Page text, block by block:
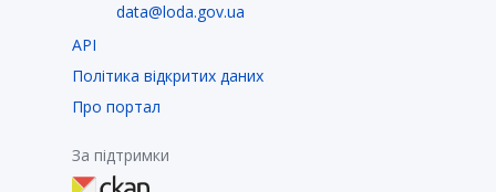
data@loda.gov.ua
API
Політика відкритих даних
Про портал
За підтримки